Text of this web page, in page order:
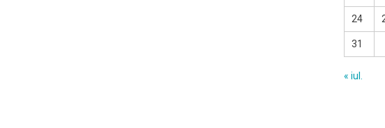
24
31
« iul.